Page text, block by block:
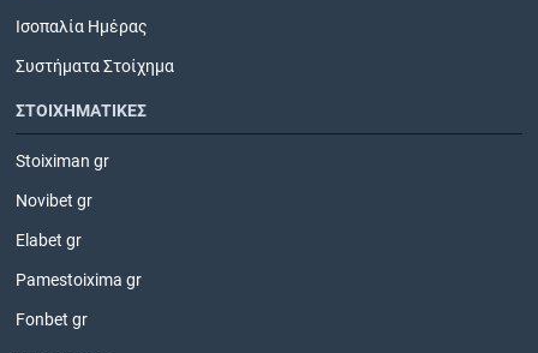
Ισοπαλία Ημέρας
Συστήματα Στοίχημα
ΣΤΟΙΧΗΜΑΤΙΚΕΣ
Stoiximan gr
Novibet gr
Elabet gr
Pamestoixima gr
Fonbet gr